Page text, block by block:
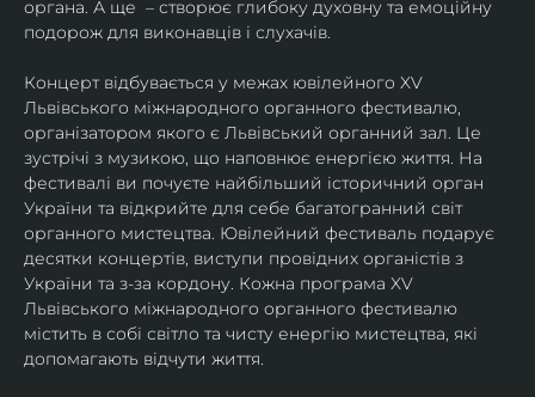
органа. А ще  – створює глибоку духовну та емоційну
подорож для виконавців і слухачів.
Концерт відбувається у межах ювілейного XV
Львівського міжнародного органного фестивалю,
організатором якого є Львівський органний зал. Це
зустрічі з музикою, що наповнює енергією життя. На
фестивалі ви почуєте найбільший історичний орган
України та відкрийте для себе багатогранний світ
органного мистецтва. Ювілейний фестиваль подарує
десятки концертів, виступи провідних органістів з
України та з-за кордону. Кожна програма XV
Львівського міжнародного органного фестивалю
містить в собі світло та чисту енергію мистецтва, які
допомагають відчути життя.